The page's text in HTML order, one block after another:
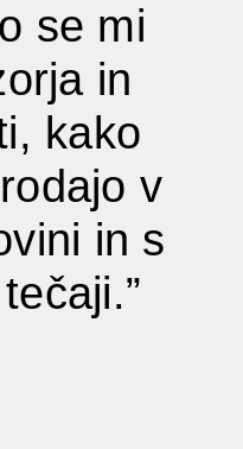
se mi
in
kako
v
in s